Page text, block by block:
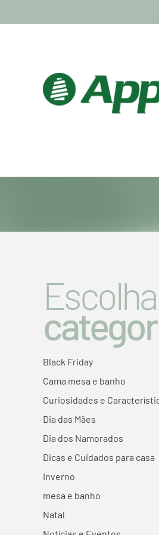
Black Friday
Cama mesa e banho
Curiosidades e
Dia das Mães
Dia dos Namorados
Dicas e Cuidados para casa
Inverno
mesa e banho
Natal